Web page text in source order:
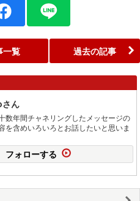
一覧 過去の記事
ん
数年間チャネリングしたメッセージの
を含めいろいろとお話したいと思いま
フォローする